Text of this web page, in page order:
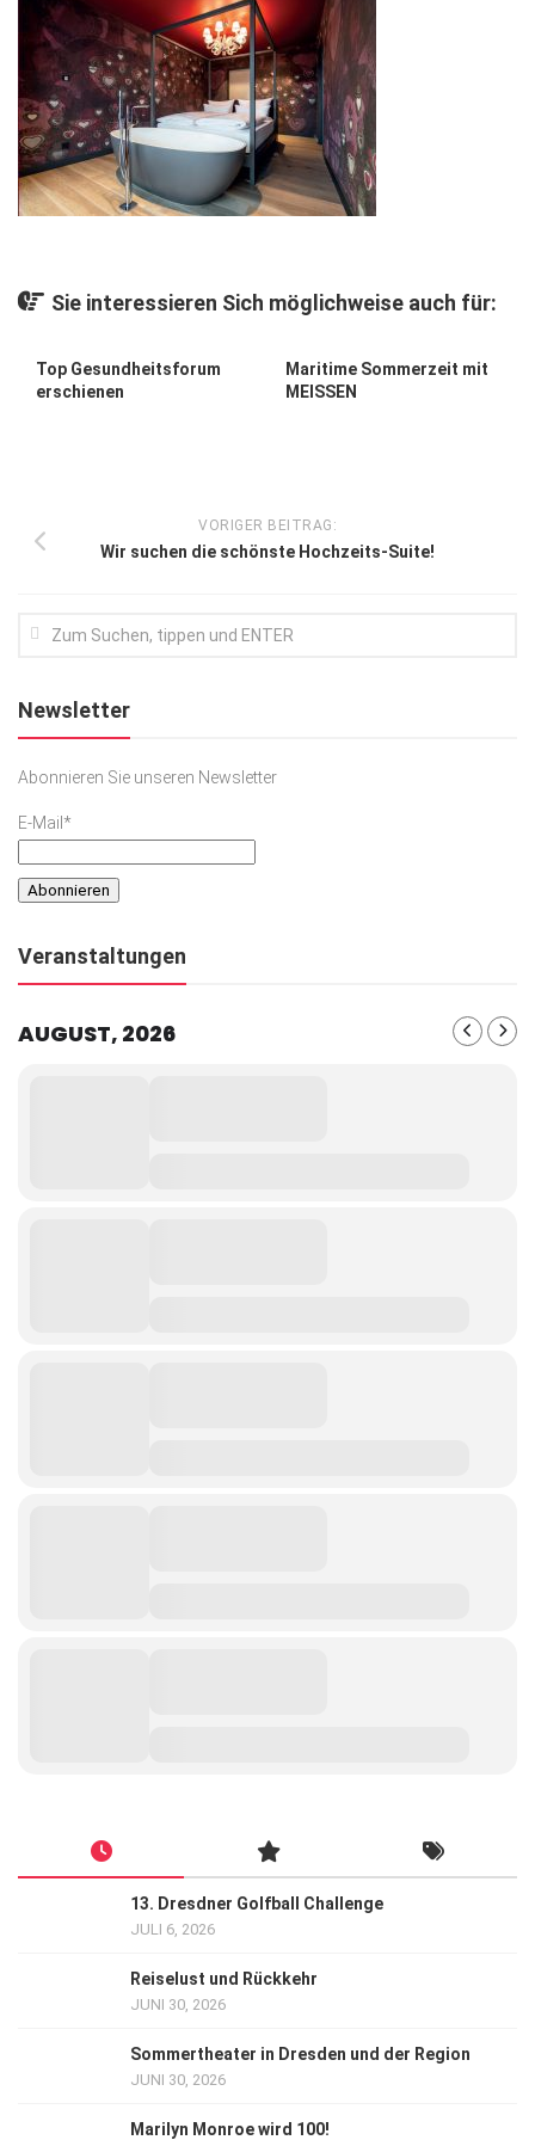
Gesellschaft
Kunst & Kultur
Lifestyle
Ausflug & Reise
Podcast
SACHSEN IN PARIS
Sie interessieren Sich möglichweise auch für:
Top Gesundheitsforum
erschienen
Maritime Sommerzeit mit
MEISSEN
VORIGER BEITRAG:
Wir suchen die schönste Hochzeits-Suite!
Newsletter
Abonnieren Sie unseren Newsletter
E-Mail*
Veranstaltungen
AUGUST, 2026
13. Dresdner Golfball Challenge
JULI 6, 2026
Reiselust und Rückkehr
JUNI 30, 2026
Sommertheater in Dresden und der Region
JUNI 30, 2026
Marilyn Monroe wird 100!